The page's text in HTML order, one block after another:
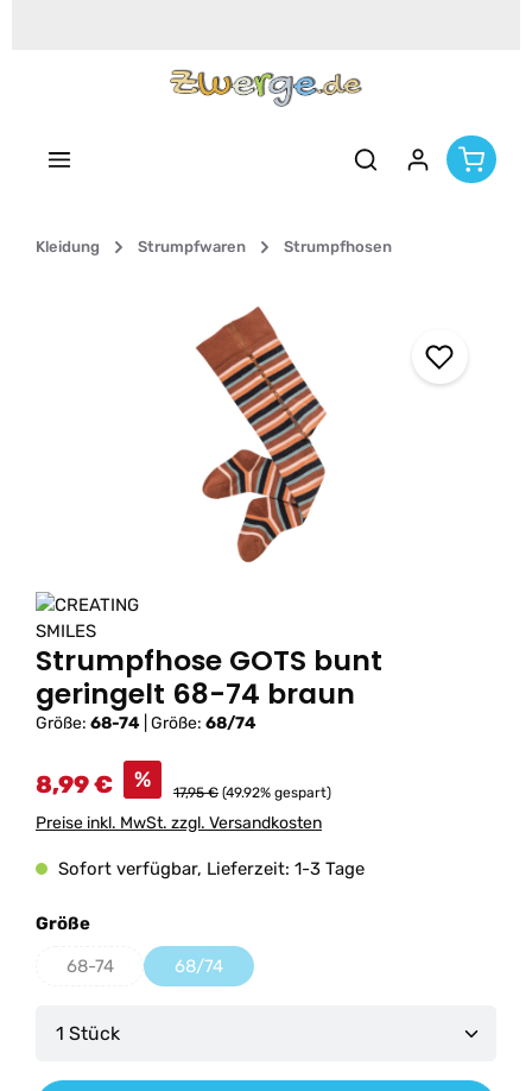
Kleidung Strumpfwaren Strumpfhosen
Bildergalerie überspringen
Strumpfhose GOTS bunt
geringelt 68-74 braun
Größe: 68-74 Größe: 68/74
8,99 € % 17,95 € (49.92% gespart)
Preise inkl. MwSt. zzgl. Versandkosten
Sofort verfügbar, Lieferzeit: 1-3 Tage
Größeauswählen
68-74
(Diese Option ist zurzeit nicht verfügbar.)
68/74
(Diese Option ist zurzeit nicht verfügbar.)
Produkt Anzahl: Gib den gewünschten Wert